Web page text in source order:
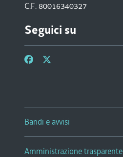
C.F. 80016340327
Seguici su
Bandi e avvisi
Amministrazione trasparente